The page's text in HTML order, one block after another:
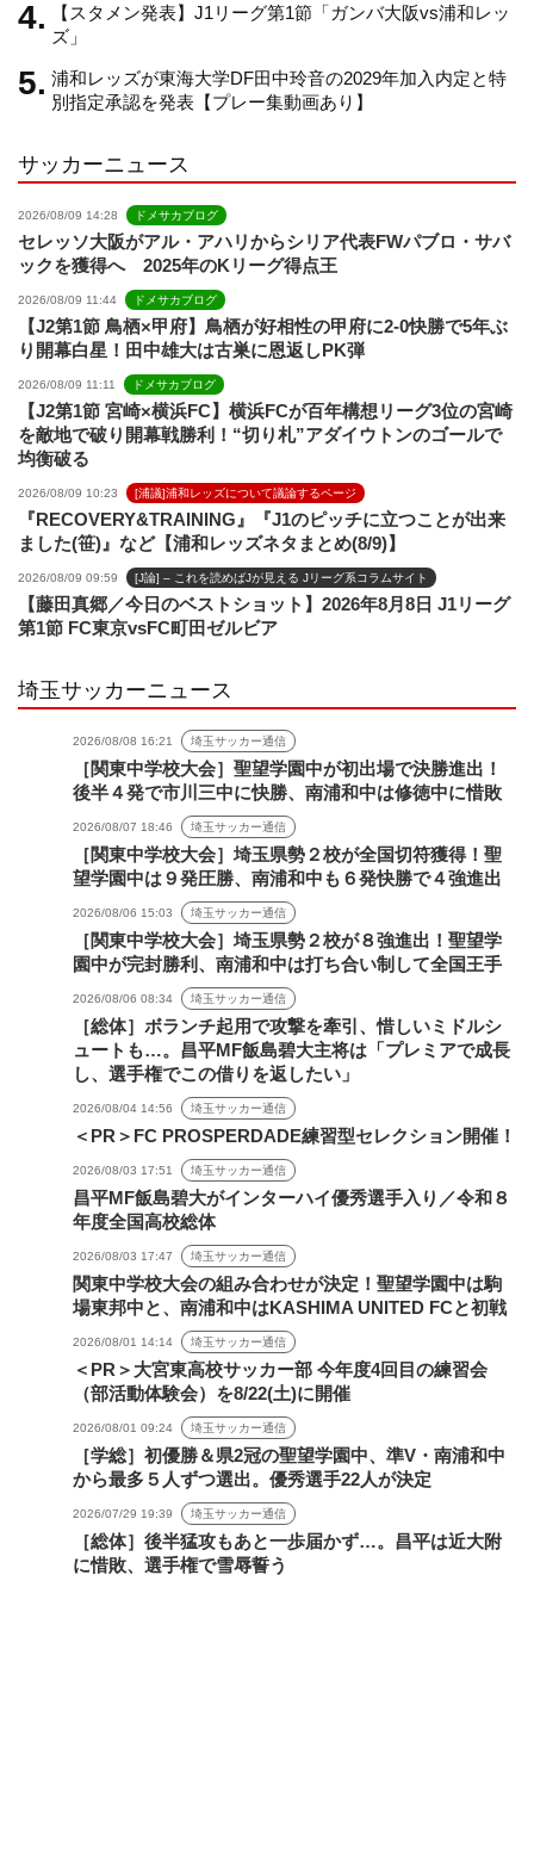
n
e
【スタメン発表】J1リーグ第1節「ガンバ大阪vs浦和レッ
ズ」
浦和レッズが東海大学DF田中玲音の2029年加入内定と特
別指定承認を発表【プレー集動画あり】
サッカーニュース
2026/08/09 14:28 ドメサカブログ
セレッソ大阪がアル・アハリからシリア代表FWパブロ・サバ
ックを獲得へ 2025年のKリーグ得点王
2026/08/09 11:44 ドメサカブログ
【J2第1節 鳥栖×甲府】鳥栖が好相性の甲府に2-0快勝で5年ぶ
り開幕白星！田中雄大は古巣に恩返しPK弾
2026/08/09 11:11 ドメサカブログ
【J2第1節 宮崎×横浜FC】横浜FCが百年構想リーグ3位の宮崎
を敵地で破り開幕戦勝利！“切り札”アダイウトンのゴールで
均衡破る
2026/08/09 10:23 [浦議]浦和レッズについて議論するページ
『RECOVERY&TRAINING』『J1のピッチに立つことが出来
ました(笹)』など【浦和レッズネタまとめ(8/9)】
2026/08/09 09:59 [J論] – これを読めばJが見える Jリーグ系コラムサイト
【藤田真郷／今日のベストショット】2026年8月8日 J1リーグ
第1節 FC東京vsFC町田ゼルビア
埼玉サッカーニュース
2026/08/08 16:21 埼玉サッカー通信
［関東中学校大会］聖望学園中が初出場で決勝進出！
後半４発で市川三中に快勝、南浦和中は修徳中に惜敗
2026/08/07 18:46 埼玉サッカー通信
［関東中学校大会］埼玉県勢２校が全国切符獲得！聖
望学園中は９発圧勝、南浦和中も６発快勝で４強進出
2026/08/06 15:03 埼玉サッカー通信
［関東中学校大会］埼玉県勢２校が８強進出！聖望学
園中が完封勝利、南浦和中は打ち合い制して全国王手
2026/08/06 08:34 埼玉サッカー通信
［総体］ボランチ起用で攻撃を牽引、惜しいミドルシ
ュートも…。昌平MF飯島碧大主将は「プレミアで成長
し、選手権でこの借りを返したい」
2026/08/04 14:56 埼玉サッカー通信
＜PR＞FC PROSPERDADE練習型セレクション開催！
2026/08/03 17:51 埼玉サッカー通信
昌平MF飯島碧大がインターハイ優秀選手入り／令和８
年度全国高校総体
2026/08/03 17:47 埼玉サッカー通信
関東中学校大会の組み合わせが決定！聖望学園中は駒
場東邦中と、南浦和中はKASHIMA UNITED FCと初戦
2026/08/01 14:14 埼玉サッカー通信
＜PR＞大宮東高校サッカー部 今年度4回目の練習会
（部活動体験会）を8/22(土)に開催
2026/08/01 09:24 埼玉サッカー通信
［学総］初優勝＆県2冠の聖望学園中、準V・南浦和中
から最多５人ずつ選出。優秀選手22人が決定
2026/07/29 19:39 埼玉サッカー通信
［総体］後半猛攻もあと一歩届かず…。昌平は近大附
に惜敗、選手権で雪辱誓う